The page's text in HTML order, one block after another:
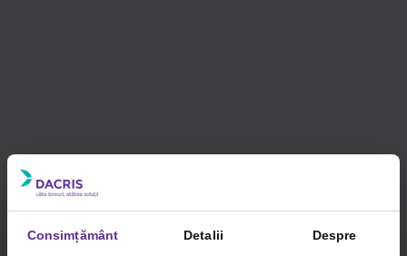
Consimțământ Detalii Despre